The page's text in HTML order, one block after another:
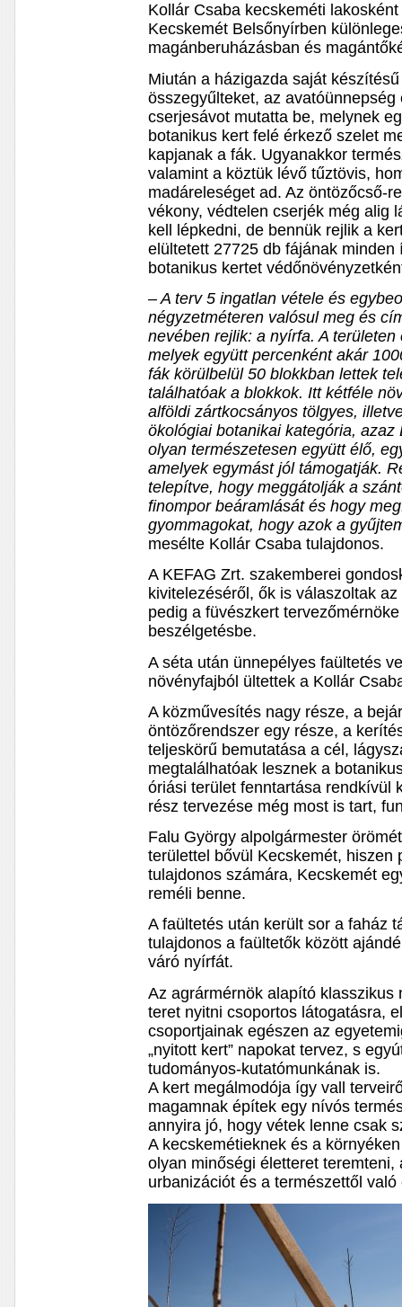
Kollár Csaba kecskeméti
Kecskemét Belsőnyírben
magánberuházásban és
Miután a házigazda saját
összegyűlteket, az
cserjesávot mutatta be, melynek
botanikus kert felé érkező szelet
kapjanak a fák. Ugyanakkor
valamint a köztük lévő tűztövis,
madáreleséget ad. Az öntözőcső-
vékony, védtelen cserjék még alig
kell lépkedni, de bennük rejlik a
elültetett 27725 db fájának
botanikus kertet
– A terv 5 ingatlan vétele és
négyzetméteren valósul meg és
nevében rejlik: a nyírfa. A
melyek együtt percenként akár
fák körülbelül 50 blokkban lettek
találhatóak a blokkok. Itt kétféle
alföldi zártkocsányos tölgyes,
ökológiai botanikai kategória,
olyan természetesen együtt élő,
amelyek egymást jól támogatják.
telepítve, hogy meggátolják a
finompor beáramlását és hogy
gyommagokat, hogy azok a
mesélte Kollár Csaba tulajdonos.
A KEFAG Zrt. szakemberei
kivitelezéséről, ők is válaszoltak
pedig a füvészkert
beszélgetésbe.
A séta után ünnepélyes faültetés
növényfajból ültettek a Kollár
A közművesítés nagy része, a
öntözőrendszer egy része, a
teljeskörű bemutatása a cél,
megtalálhatóak lesznek a
óriási terület fenntartása rendkívül
rész tervezése még most is tart,
Falu György alpolgármester
területtel bővül Kecskemét, hiszen
tulajdonos számára, Kecskemét
reméli benne.
A faültetés után került sor a faház
tulajdonos a faültetők között
váró nyírfát.
Az agrármérnök alapító
teret nyitni csoportos látogatásra,
csoportjainak egészen az
„nyitott kert” napokat tervez, s
tudományos-kutatómunkának is.
A kert megálmodója így vall
magamnak építek egy nívós
annyira jó, hogy vétek lenne csak
A kecskemétieknek és a
olyan minőségi életteret
urbanizációt és a természettől